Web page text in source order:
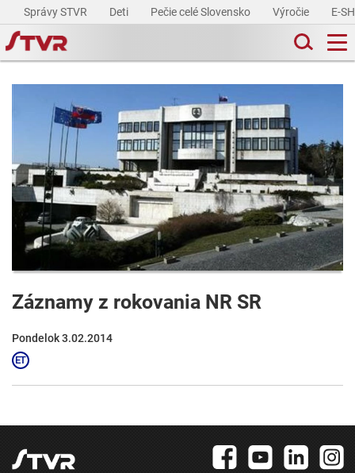
Správy STVR Deti Pečie celé Slovensko Výročie E-
Záznamy z rokovania NR SR
Pondelok 3.02.2014